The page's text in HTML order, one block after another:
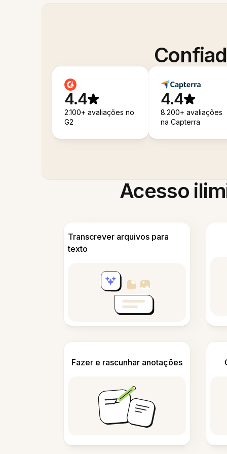
4.4
2.100+ avaliações no
G2
4.4
8.200+ avaliações
na Capterra
Acesso
Transcrever arquivos para
texto
Fazer e rascunhar anotações